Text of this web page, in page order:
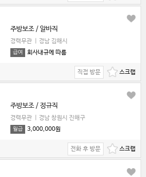
주방보조 / 알바직
경력무관 경남 김해시
급여 회사내규에 따름
직접 방문
주방보조 / 정규직
경력무관 경남 창원시 진해구
월급 3,000,000원
전화 후 방문